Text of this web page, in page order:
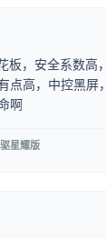
板，安全系数高
点高，中控黑屏
啊
星耀版